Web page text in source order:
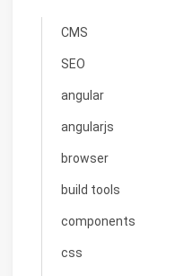
CMS
SEO
angular
angularjs
browser
build tools
components
css